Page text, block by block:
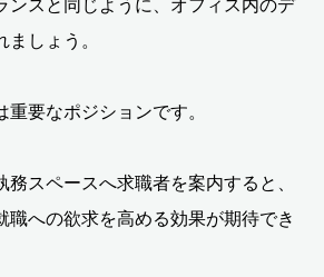
ンスと同じように、オフィス内のデ
しょう。
要なポジションです。
務スペースへ求職者を案内すると、
職への欲求を高める効果が期待でき